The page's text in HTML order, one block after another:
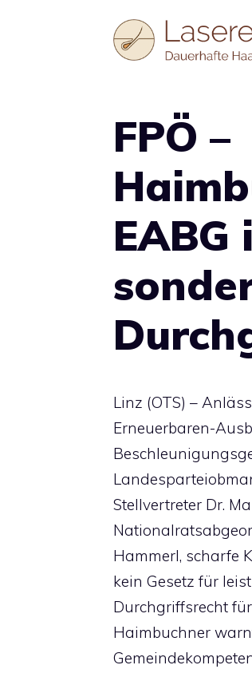
FPÖ –
Linz (OTS) –
Erneuerbaren-
Stellvertreter Dr.
Hammerl, scharfe
kein Gesetz für
Durchgriffsrecht
Haimbuchner